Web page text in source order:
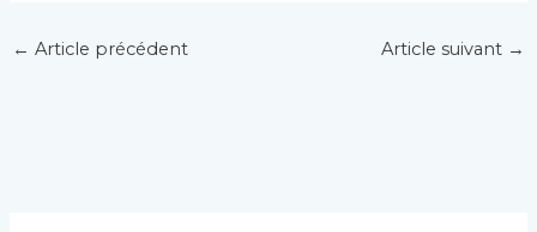
← Article précédent Article suivant →